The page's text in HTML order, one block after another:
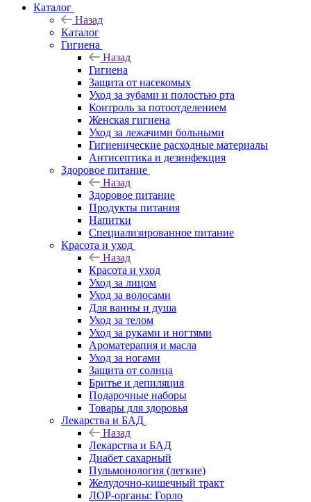
Каталог
Назад
Каталог
Гигиена
Назад
Гигиена
Защита от насекомых
Уход за зубами и полостью рта
Контроль за потоотделением
Женская гигиена
Уход за лежачими больными
Гигиенические расходные материалы
Антисептика и дезинфекция
Здоровое питание
Назад
Здоровое питание
Продукты питания
Напитки
Специализированное питание
Красота и уход
Назад
Красота и уход
Уход за лицом
Уход за волосами
Для ванны и душа
Уход за телом
Уход за руками и ногтями
Ароматерапия и масла
Уход за ногами
Защита от солнца
Бритье и депиляция
Подарочные наборы
Товары для здоровья
Лекарства и БАД
Назад
Лекарства и БАД
Диабет сахарный
Пульмонология (легкие)
Желудочно-кишечный тракт
ЛОР-органы: Горло